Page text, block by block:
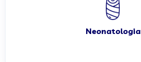
Neonatologia